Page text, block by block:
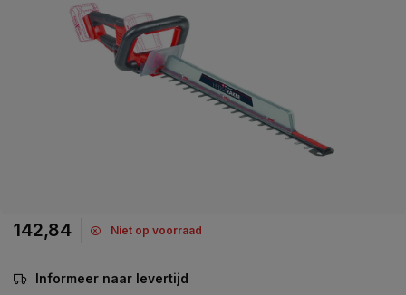
142,84 Niet op voorraad
Informeer naar levertijd